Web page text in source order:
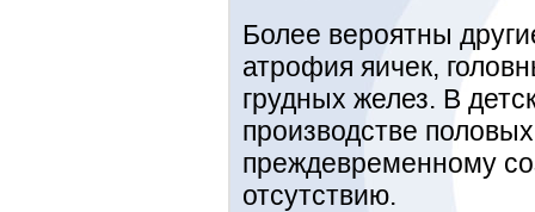
Более вероятны
атрофия яичек,
грудных желез. В
производстве
преждевременному
отсутствию.